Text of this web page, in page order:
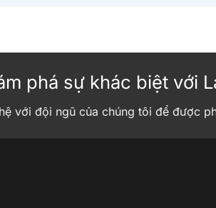
phá sự khác biệt với
với đội ngũ của chúng tôi để được